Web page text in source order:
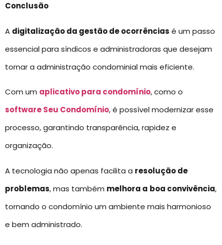
Conclusão
A digitalização da gestão de ocorrências é um passo
essencial para síndicos e administradoras que desejam
tornar a administração condominial mais eficiente.
Com um aplicativo para condomínio, como o
software Seu Condomínio, é possível modernizar esse
processo, garantindo transparência, rapidez e
organização.
A tecnologia não apenas facilita a resolução de
problemas, mas também melhora a boa convivência,
tornando o condomínio um ambiente mais harmonioso
e bem administrado.